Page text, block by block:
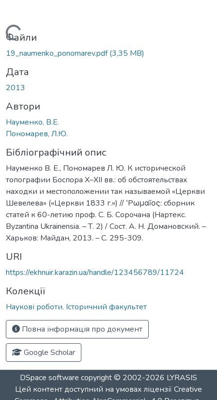
Вантажиться...
Файли
19_naumenko_ponomarev.pdf(3,35 MB)
Дата
2013
Автори
Науменко, В.Е.
Пономарев, Л.Ю.
Бібліографічний опис
Науменко В. Е., Пономарев Л. Ю. К исторической
топографии Боспора X–XII вв.: об обстоятельствах
находки и местоположении так называемой «Церкви
Шевелева» («Церкви 1833 г.») // ‛Pωμαĩος: сборник
статей к 60-летию проф. С. Б. Сорочана (Нартекс.
Byzantina Ukrainensia. – Т. 2) / Сост. А. Н. Домановский. –
Харьков: Майдан, 2013. – С. 295-309.
URI
https://ekhnuir.karazin.ua/handle/123456789/11724
Колекції
Наукові роботи. Історичний факультет
Повна інформація про документ
Google Scholar
DSpace software copyright © 2002-2026 LYRASIS
Цей контент доступний на умовах ліцензіїCreative